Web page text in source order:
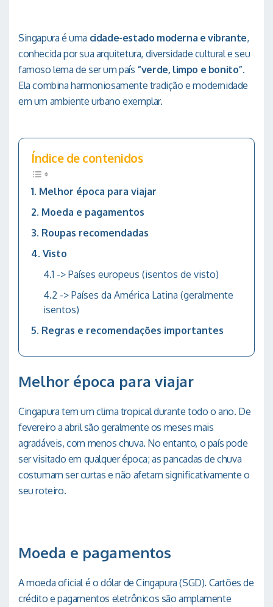
Singapura é uma cidade-estado moderna e vibrante,
conhecida por sua arquitetura, diversidade cultural e seu
famoso lema de ser um país “verde, limpo e bonito”.
Ela combina harmoniosamente tradição e modernidade
em um ambiente urbano exemplar.
Índice de contenidos
Melhor época para viajar
Moeda e pagamentos
Roupas recomendadas
Visto
-> Países europeus (isentos de visto)
-> Países da América Latina (geralmente
isentos)
Regras e recomendações importantes
Melhor época para viajar
Cingapura tem um clima tropical durante todo o ano. De
fevereiro a abril são geralmente os meses mais
agradáveis, com menos chuva. No entanto, o país pode
ser visitado em qualquer época; as pancadas de chuva
costumam ser curtas e não afetam significativamente o
seu roteiro.
Moeda e pagamentos
A moeda oficial é o dólar de Cingapura (SGD). Cartões de
crédito e pagamentos eletrônicos são amplamente